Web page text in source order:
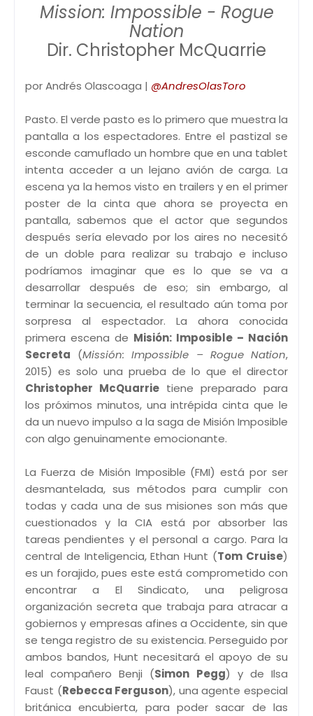
Mission: Impossible - Rogue
Nation
Dir. Christopher McQuarrie
por Andrés Olascoaga | @AndresOlasToro
Pasto. El verde pasto es lo primero que muestra la
pantalla a los espectadores. Entre el pastizal se
esconde camuflado un hombre que en una tablet
intenta acceder a un lejano avión de carga. La
escena ya la hemos visto en trailers y en el primer
poster de la cinta que ahora se proyecta en
pantalla, sabemos que el actor que segundos
después sería elevado por los aires no necesitó
de un doble para realizar su trabajo e incluso
podríamos imaginar que es lo que se va a
desarrollar después de eso; sin embargo, al
terminar la secuencia, el resultado aún toma por
sorpresa al espectador. La ahora conocida
primera escena de Misión: Imposible – Nación
Secreta (Missión: Impossible – Rogue Nation,
2015) es solo una prueba de lo que el director
Christopher McQuarrie tiene preparado para
los próximos minutos, una intrépida cinta que le
da un nuevo impulso a la saga de Misión Imposible
con algo genuinamente emocionante.
La Fuerza de Misión Imposible (FMI) está por ser
desmantelada, sus métodos para cumplir con
todas y cada una de sus misiones son más que
cuestionados y la CIA está por absorber las
tareas pendientes y el personal a cargo. Para la
central de Inteligencia, Ethan Hunt (Tom Cruise)
es un forajido, pues este está comprometido con
encontrar a El Sindicato, una peligrosa
organización secreta que trabaja para atracar a
gobiernos y empresas afines a Occidente, sin que
se tenga registro de su existencia. Perseguido por
ambos bandos, Hunt necesitará el apoyo de su
leal compañero Benji (Simon Pegg) y de Ilsa
Faust (Rebecca Ferguson), una agente especial
británica encubierta, para poder sacar de las